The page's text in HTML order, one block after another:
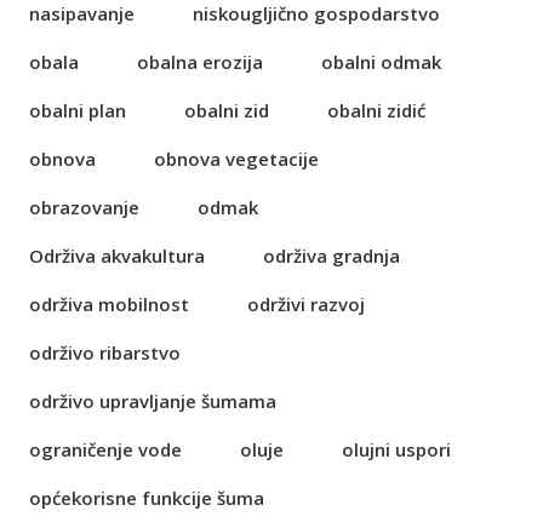
nasipavanje
niskougljično gospodarstvo
obala
obalna erozija
obalni odmak
obalni plan
obalni zid
obalni zidić
obnova
obnova vegetacije
obrazovanje
odmak
Održiva akvakultura
održiva gradnja
održiva mobilnost
održivi razvoj
održivo ribarstvo
održivo upravljanje šumama
ograničenje vode
oluje
olujni uspori
općekorisne funkcije šuma